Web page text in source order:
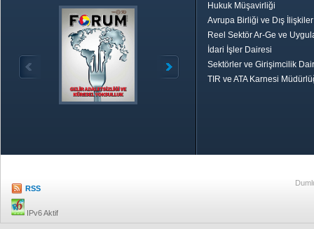
Hukuk Müşavirliği
Avrupa Birliği ve Dış
Reel Sektör Ar-Ge ve
İdari İşler Dairesi
Sektörler ve Girişimcilik
TIR ve ATA Karnesi
RSS
IPv6 Aktif